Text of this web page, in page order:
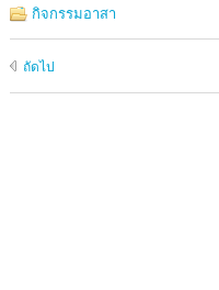
กิจกรรมอาสา
ถัดไป